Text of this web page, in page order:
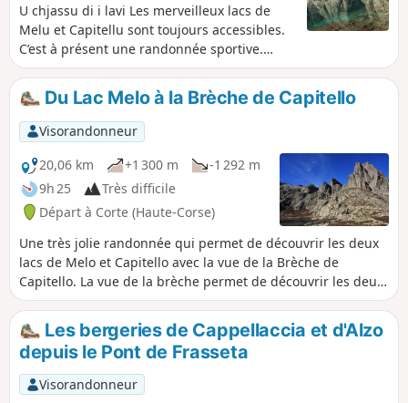
U chjassu di i lavi Les merveilleux lacs de
Melu et Capitellu sont toujours accessibles.
C’est à présent une randonnée sportive.
Lancez-vous le défi et vos efforts seront
récompensés ! L'ancien départ de cette
randonnée, depuis les bergeries de Grotelle,
ne peut plus être accessible avec un
véhicule suite aux importants dégâts
occasionnés par les tempêtes Ciaran et
Domingos. Son départ se situe maintenant
au pont de Frasseta.
Du Lac Melo à la Brèche de Capitello
Visorandonneur
20,06 km
+1 300 m
-1 292 m
9h 25
Très difficile
Départ à Corte (Haute-Corse)
Une très jolie randonnée qui permet de découvrir les deux
lacs de Melo et Capitello avec la vue de la Brèche de
Capitello. La vue de la brèche permet de découvrir les deux
versants du massif. 20/05/2024 : La vallée de la Restonica
n'est plus accessible en voiture ! Le départ se trouve
désormais au dernier arrêt desservi par la navette. (Pont de
Frasseta). Voir les informations pratiques.
Les bergeries de Cappellaccia et d'Alzo
depuis le Pont de Frasseta
Visorandonneur